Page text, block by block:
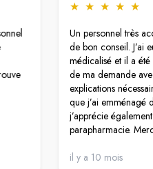
★ ★ ★ ★ ★
Un personnel très
de bon conseil. J’ai
médicalisé et il a
de ma demande
explications
que j’ai emménagé
j’apprécie
parapharmacie.
il y a 10 mois